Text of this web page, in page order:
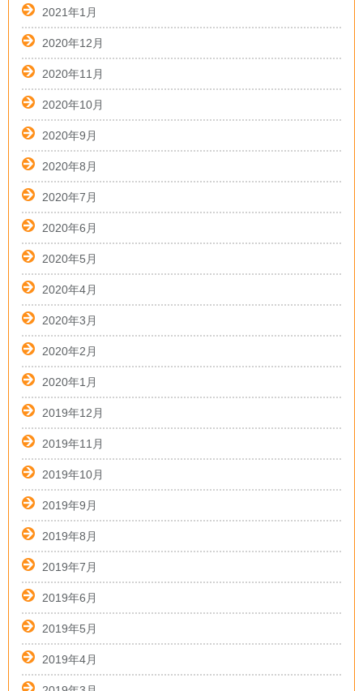
2021年1月
2020年12月
2020年11月
2020年10月
2020年9月
2020年8月
2020年7月
2020年6月
2020年5月
2020年4月
2020年3月
2020年2月
2020年1月
2019年12月
2019年11月
2019年10月
2019年9月
2019年8月
2019年7月
2019年6月
2019年5月
2019年4月